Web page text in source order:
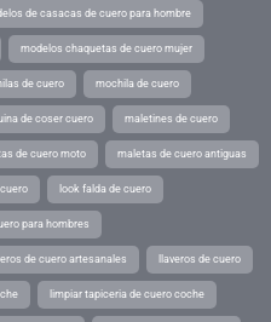
de casacas de cuero para hombre
modelos chaquetas de cuero mujer
de cuero mochila de cuero
de coser cuero maletines de cuero
de cuero moto maletas de cuero antiguas
look falda de cuero
para hombres
de cuero artesanales llaveros de cuero
limpiar tapiceria de cuero coche